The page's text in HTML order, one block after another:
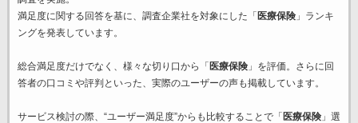
満足度に関する回答を基に、調査企業社を対象にした「 医療保険」ランキ
ングを発表しています。
総合満足度だけでなく、様々な切り口から「 医療保険」を評価。さらに回
答者の口コミや評判といった、実際のユーザーの声も掲載しています。
サービス検討の際、“ユーザー満足度”からも比較することで「 医療保険」選